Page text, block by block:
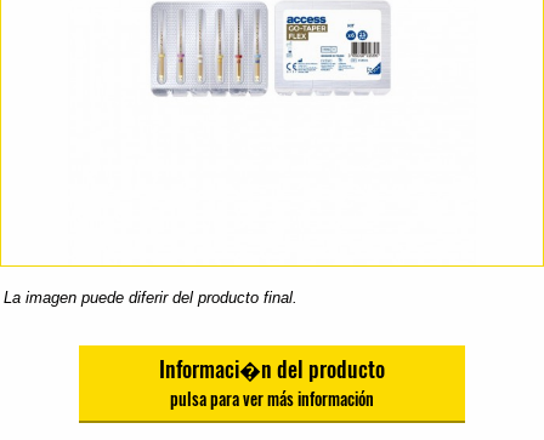
La imagen puede diferir del producto final.
Informaci�n del producto